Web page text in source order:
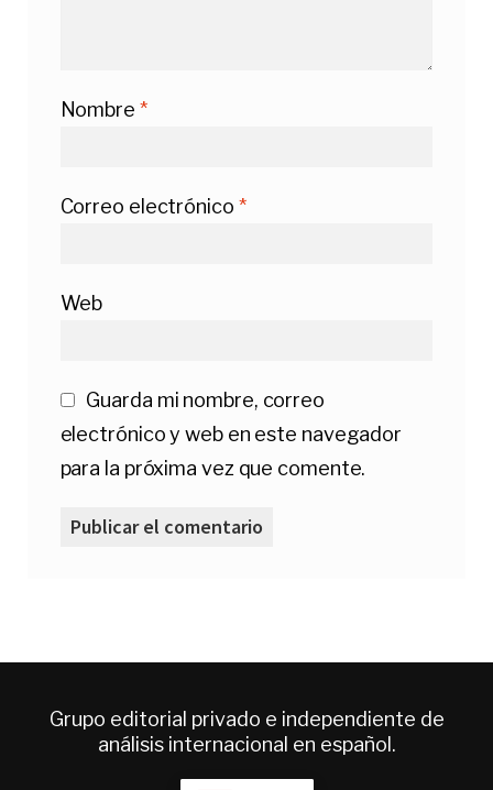
Nombre *
Correo electrónico *
Web
Guarda mi nombre, correo
electrónico y web en este navegador
para la próxima vez que comente.
Grupo editorial privado e independiente de
análisis internacional en español.